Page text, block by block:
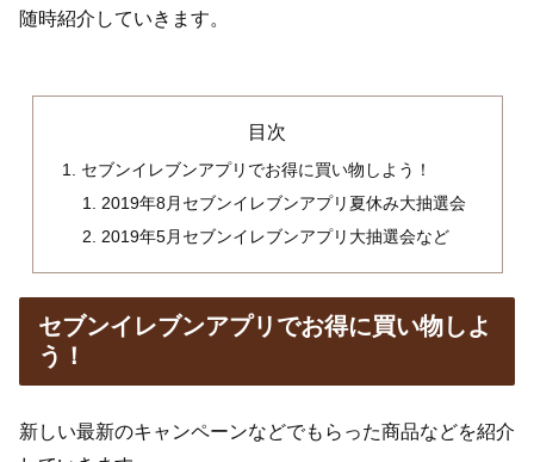
随時紹介していきます。
目次
セブンイレブンアプリでお得に買い物しよう！
2019年8月セブンイレブンアプリ夏休み大抽選会
2019年5月セブンイレブンアプリ大抽選会など
セブンイレブンアプリでお得に買い物しよ
う！
新しい最新のキャンペーンなどでもらった商品などを紹介